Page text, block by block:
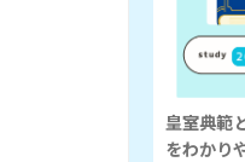
皇室典範
をわかり